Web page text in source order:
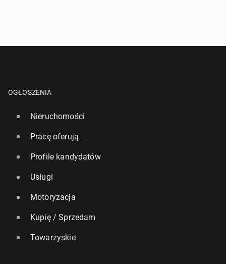
OGŁOSZENIA
Nieruchomości
Pracę oferują
Profile kandydatów
Usługi
Motoryzacja
Kupię / Sprzedam
Towarzyskie